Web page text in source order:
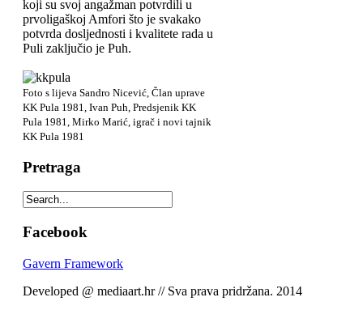
koji su svoj angažman potvrdili u
prvoligaškoj Amfori što je svakako
potvrda dosljednosti i kvalitete rada u
Puli zaključio je Puh.
Foto s lijeva Sandro Nicević, Član uprave
KK Pula 1981, Ivan Puh, Predsjenik KK
Pula 1981, Mirko Marić, igrač i novi tajnik
KK Pula 1981
Pretraga
Facebook
Gavern Framework
Developed @ mediaart.hr // Sva prava pridržana. 2014